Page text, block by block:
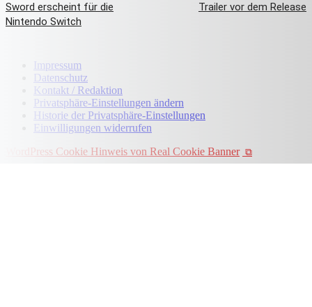
Sword erscheint für die
Nintendo Switch
Trailer vor dem Release
Impressum
Datenschutz
Kontakt / Redaktion
Privatsphäre-Einstellungen ändern
Historie der Privatsphäre-Einstellungen
Einwilligungen widerrufen
WordPress Cookie Hinweis von Real Cookie Banner